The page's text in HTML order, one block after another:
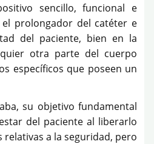
sencillo, funcional e
prolongador del catéter e
del paciente, bien en la
otra parte del cuerpo
específicos que poseen un
su objetivo fundamental
del paciente al liberarlo
relativas a la seguridad, pero